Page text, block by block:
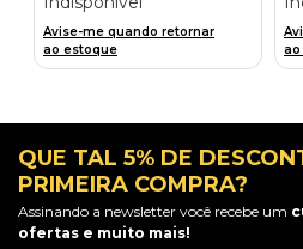
Avise-me quando retornar
ao estoque
ao
QUE TAL 5% DE
PRIMEIRA COMPRA?
Assinando a newsletter você recebe um
ofertas e muito mais!